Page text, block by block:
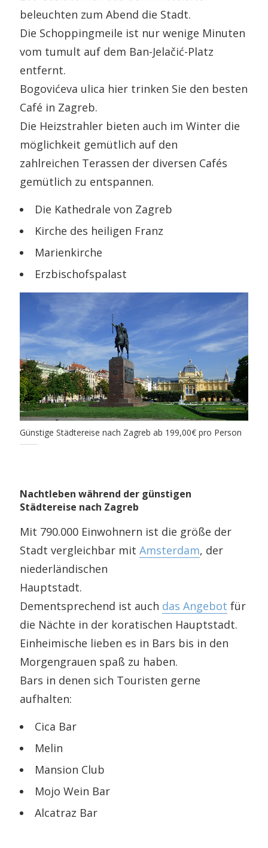
beleuchten zum Abend die Stadt.
Die Schoppingmeile ist nur wenige Minuten
vom tumult auf dem Ban-Jelačić-Platz
entfernt.
Bogovićeva ulica hier trinken Sie den besten
Café in Zagreb.
Die Heizstrahler bieten auch im Winter die
möglichkeit gemütlich auf den
zahlreichen Terassen der diversen Cafés
gemütlich zu entspannen.
Die Kathedrale von Zagreb
Kirche des heiligen Franz
Marienkirche
Erzbischofspalast
Günstige Städtereise nach Zagreb ab 199,00€ pro Person
Nachtleben während der günstigen
Städtereise nach Zagreb
Mit 790.000 Einwohnern ist die größe der
Stadt vergleichbar mitAmsterdam, der
niederländischen
Hauptstadt.
Dementsprechend ist auch das Angebot für
die Nächte in der koratischen Hauptstadt.
Einheimische lieben es in Bars bis in den
Morgengrauen spaß zu haben.
Bars in denen sich Touristen gerne
aufhalten:
Cica Bar
Melin
Mansion Club
Mojo Wein Bar
Alcatraz Bar